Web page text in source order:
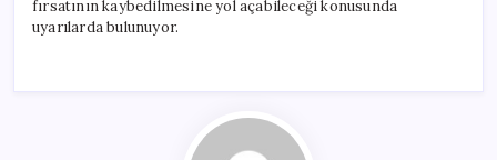
fırsatının kaybedilmesine yol açabileceği konusunda
uyarılarda bulunuyor.